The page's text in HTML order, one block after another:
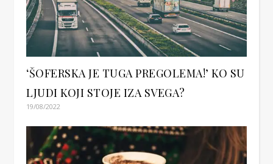
‘ŠOFERSKA JE TUGA PREGOLEMA!’ KO SU
LJUDI KOJI STOJE IZA SVEGA?
19/08/2022